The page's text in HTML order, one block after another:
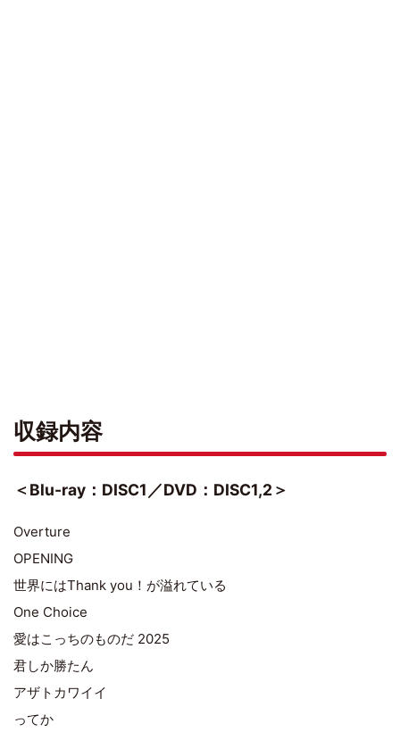
収録内容
＜Blu-ray：DISC1／DVD：DISC1,2＞
Overture
OPENING
世界にはThank you！が溢れている
One Choice
愛はこっちのものだ 2025
君しか勝たん
アザトカワイイ
ってか